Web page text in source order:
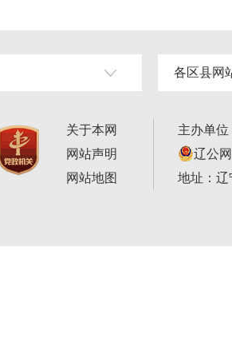
各区县网
关于本网
网站声明
网站地图
主办单
辽公
地址：辽